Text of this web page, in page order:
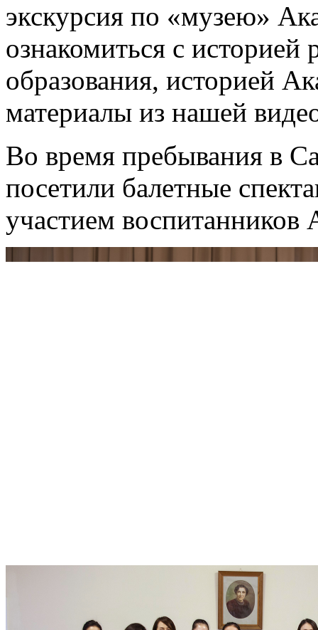
экскурсия по «музею»
ознакомиться с историей
образования, историей
материалы из нашей
Во время пребывания в
посетили балетные
участием воспитанников